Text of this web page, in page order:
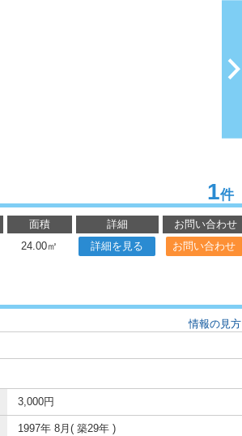
1件
面積 詳細
お問い合わせ
24.00㎡ 詳細を見る お問い合わせ
情報の見方
3,000円
1997年 8月( 築29年 )